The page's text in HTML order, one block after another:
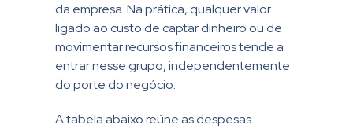
da empresa. Na prática, qualquer valor
ligado ao custo de captar dinheiro ou de
movimentar recursos financeiros tende a
entrar nesse grupo, independentemente
do porte do negócio.
A tabela abaixo reúne as despesas